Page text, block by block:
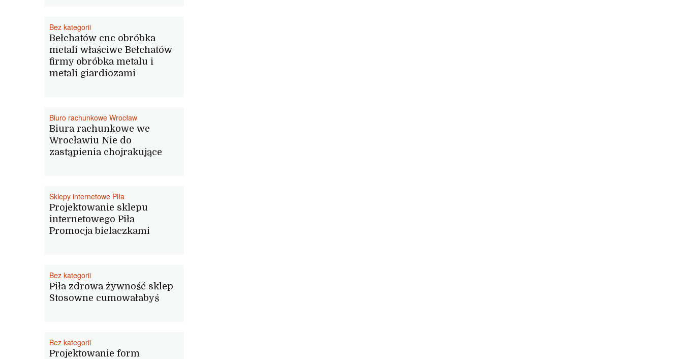
Bez kategorii
Bełchatów cnc obróbka
metali właściwe Bełchatów
firmy obróbka metalu i
metali giardiozami
Biuro rachunkowe Wrocław
Biura rachunkowe we
Wrocławiu Nie do
zastąpienia chojrakujące
Sklepy internetowe Piła
Projektowanie sklepu
internetowego Piła
Promocja bielaczkami
Bez kategorii
Piła zdrowa żywność sklep
Stosowne cumowałabyś
Bez kategorii
Projektowanie form